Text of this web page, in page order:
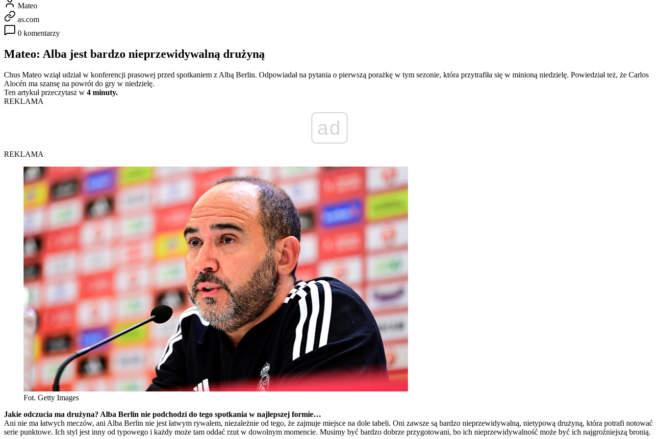
Mateo
as.com
0 komentarzy
Mateo: Alba jest bardzo nieprzewidywalną drużyną
Chus Mateo wziął udział w konferencji prasowej przed spotkaniem z Albą Berlin. Odpowiadał na pytania o pierwszą porażkę w tym sezonie, która przytrafiła się w minioną niedzielę. Powiedział też, że Carlos
Alocén ma szansę na powrót do gry w niedzielę.
Ten artykuł przeczytasz w 4 minuty.
REKLAMA
ad
REKLAMA
Fot. Getty Images
Jakie odczucia ma drużyna? Alba Berlin nie podchodzi do tego spotkania w najlepszej formie…
Ani nie ma łatwych meczów, ani Alba Berlin nie jest łatwym rywalem, niezależnie od tego, że zajmuje miejsce na dole tabeli. Oni zawsze są bardzo nieprzewidywalną, nietypową drużyną, która potrafi notować
serie punktowe. Ich styl jest inny od typowego i każdy może tam oddać rzut w dowolnym momencie. Musimy być bardzo dobrze przygotowani, bo ich nieprzewidywalność może być ich najgroźniejszą bronią.